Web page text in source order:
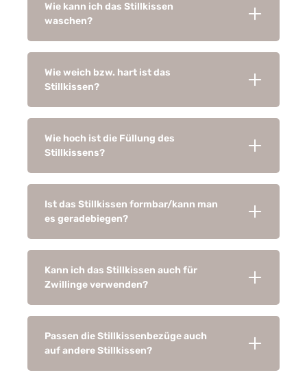
Wie kann ich das Stillkissen
waschen?
Wie weich bzw. hart ist das
Stillkissen?
Wie hoch ist die Füllung des
Stillkissens?
Ist das Stillkissen formbar/kann man
es geradebiegen?
Kann ich das Stillkissen auch für
Zwillinge verwenden?
Passen die Stillkissenbezüge auch
auf andere Stillkissen?